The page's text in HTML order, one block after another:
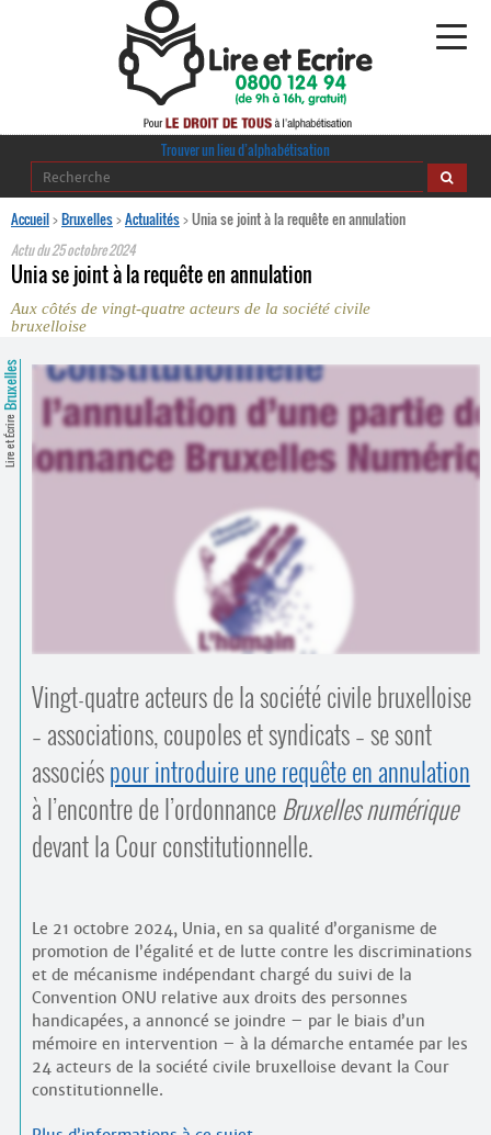
Alphabétisation
Regards croisés
journaldelalpha.be
Ressources pédagogiques
Comprendre et parler
Espace presse
Trouver un lieu d’alphabétisation
Trouver un lieu d’alphabétisation
Accueil>Bruxelles>Actualités>Unia se joint à la requête en annulation
Actu du25 octobre 2024
Unia se joint à la requête en annulation
Aux côtés de vingt-quatre acteurs de la société civile
bruxelloise
Lire et Écrire
Bruxelles
Vingt-quatre acteurs de la société civile bruxelloise
– associations, coupoles et syndicats – se sont
associéspour introduire une requête en annulation
à l’encontre de l’ordonnanceBruxelles numérique
devant la Cour constitutionnelle.
Le 21 octobre 2024, Unia, en sa qualité d’organisme de
promotion de l’égalité et de lutte contre les discriminations
et de mécanisme indépendant chargé du suivi de la
Convention ONU relative aux droits des personnes
handicapées, a annoncé se joindre – par le biais d’un
mémoire en intervention – à la démarche entamée par les
24 acteurs de la société civile bruxelloise devant la Cour
constitutionnelle.